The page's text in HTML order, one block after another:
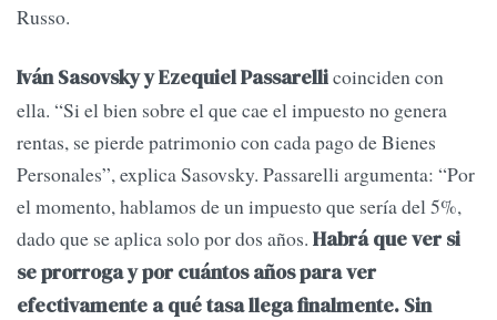
Russo.
Iván Sasovsky y Ezequiel Passarellicoinciden con
ella. “Si el bien sobre el que cae el impuesto no genera
rentas, se pierde patrimonio con cada pago de Bienes
Personales”, explica Sasovsky. Passarelli argumenta: “Por
el momento, hablamos de un impuesto que sería del 5%,
dado que se aplica solo por dos años. Habrá que ver si
se prorroga y por cuántos años para ver
efectivamente a qué tasa llega finalmente. Sin